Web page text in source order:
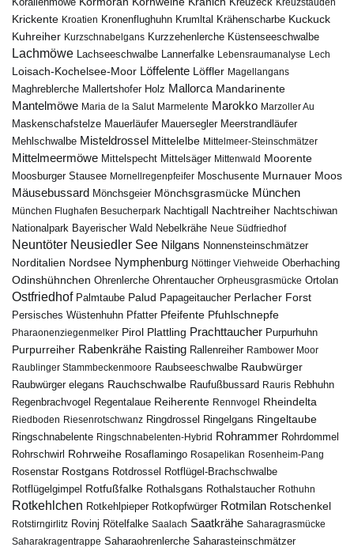
Korallenmöwe Kreuzstauden
Krickente Kroatien Kronenflughuhn Krumltal Krähenscharbe Kuckuck
Kuhreiher Kurzschnabelgans Kurzzehenlerche Küstenseeschwalbe
Lachmöwe Lachseeschwalbe Lannerfalke Lebensraumanalyse Lech
Loisach-Kochelsee-Moor Löffelente Löffler Magellangans
Maghreblerche Mallertshofer Holz Mallorca Mandarinente
Mantelmöwe Maria de la Salut Marmelente Marokko Marzoller Au
Maskenschafstelze Mauerläufer Mauersegler Meerstrandläufer
Mehlschwalbe Misteldrossel Mittelelbe Mittelmeer-Steinschmätzer
Mittelmeermöwe Mittelspecht Mittelsäger Mittenwald Moorente
Moosburger Stausee Mornellregenpfeifer Moschusente Murnauer Moos
Mäusebussard Mönchsgeier Mönchsgrasmücke München
München Flughafen Besucherpark Nachtigall Nachtreiher Nachtschiwan
Nationalpark Bayerischer Wald Nebelkrähe Neue Südfriedhof
Neuntöter Neusiedler See Nilgans Nonnensteinschmätzer
Norditalien Nordsee Nymphenburg Nöttinger Viehweide Oberhaching
Odinshühnchen Ohrenlerche Ohrentaucher Orpheusgrasmücke Ortolan
Ostfriedhof Palmtaube Palud Papageitaucher Perlacher Forst
Persisches Wüstenhuhn Pfatter Pfeifente Pfuhlschnepfe
Pharaonenziegenmelker Pirol Plattling Prachttaucher Purpurhuhn
Purpurreiher Rabenkrähe Raisting Rallenreiher Rambower Moor
Raublinger Stammbeckenmoore Raubseeschwalbe Raubwürger
Raubwürger elegans Rauchschwalbe Raufußbussard Rauris Rebhuhn
Regenbrachvogel Regentalaue Reiherente Rennvogel Rheindelta
Riedboden Riesenrotschwanz Ringdrossel Ringelgans Ringeltaube
Ringschnabelente Ringschnabelenten-Hybrid Rohrammer Rohrdommel
Rohrschwirl Rohrweihe Rosaflamingo Rosapelikan Rosenheim-Pang
Rosenstar Rostgans Rotdrossel
Rotflügel-Brachschwalbe
Rotflügelgimpel Rotfußfalke Rothalsgans Rothalstaucher Rothuhn
Rotkehlchen Rotkehlpieper Rotkopfwürger Rotmilan Rotschenkel
Rotstirngirlitz Rovinj Rötelfalke Saalach Saatkrähe Saharagrasmücke
Saharakragentrappe Saharaohrenlerche Saharasteinschmätzer